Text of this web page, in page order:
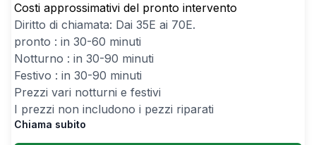
Costi approssimativi del pronto intervento
Diritto di chiamata: Dai 35E ai 70E.
pronto : in 30-60 minuti
Notturno : in 30-90 minuti
Festivo : in 30-90 minuti
Prezzi vari notturni e festivi
I prezzi non includono i pezzi riparati
Chiama subito